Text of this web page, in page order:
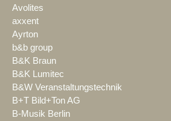
Avolites
axxent
Ayrton
b&b group
B&K Braun
B&K Lumitec
B&W Veranstaltungstechnik
B+T Bild+Ton AG
B-Musik Berlin